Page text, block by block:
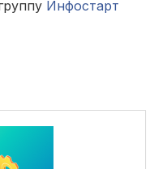
Инфостарт